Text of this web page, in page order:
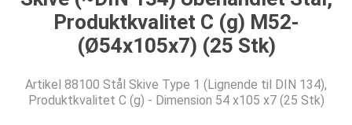
Produktkvalitet C (g) M52-
(Ø54x105x7) (25 Stk)
Artikel 88100 Stål Skive Type 1 (Lignende til DIN 134),
Produktkvalitet C (g) - Dimension 54 x105 x7 (25 Stk)